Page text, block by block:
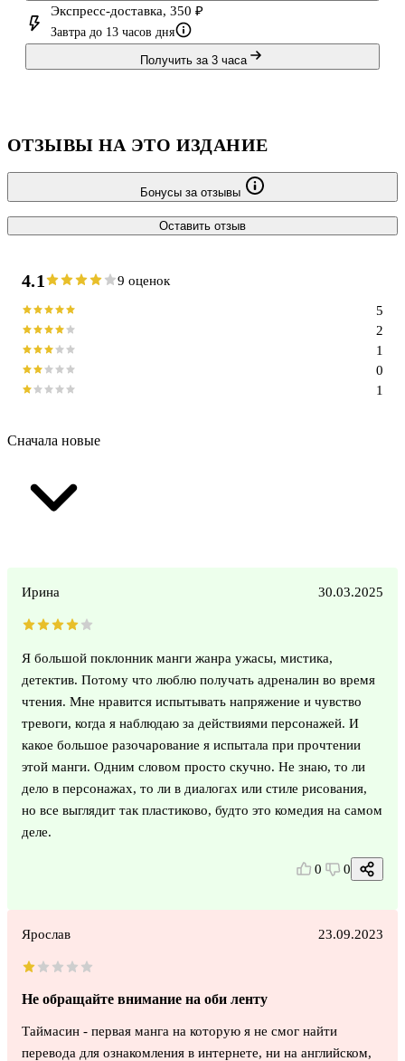
Экспресс-доставка, 350 ₽
Завтра до 13 часов дня
Получить за 3 часа
ОТЗЫВЫ НА ЭТО ИЗДАНИЕ
Бонусы за отзывы
Оставить отзыв
4.1 9 оценок
1
0
1
2
5
Сначала новые
Ирина 30.03.2025
Я большой поклонник манги жанра ужасы, мистика,
детектив. Потому что люблю получать адреналин во время
чтения. Мне нравится испытывать напряжение и чувство
тревоги, когда я наблюдаю за действиями персонажей. И
какое большое разочарование я испытала при прочтении
этой манги. Одним словом просто скучно. Не знаю, то ли
дело в персонажах, то ли в диалогах или стиле рисования,
но все выглядит так пластиково, будто это комедия на самом
деле.
0 0
Ярослав 23.09.2023
Не обращайте внимание на оби ленту
Таймасин - первая манга на которую я не смог найти
перевода для ознакомления в интернете, ни на английском,